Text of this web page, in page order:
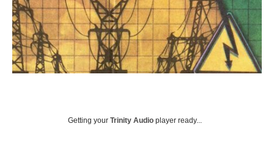
Getting your Trinity Audio player ready...